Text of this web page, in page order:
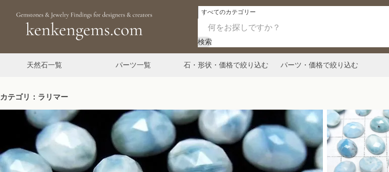
検索
天然石一覧 パーツ一覧 石・形状・価格で絞り込む パーツ・価格で絞り込む
カテゴリ：ラリマー